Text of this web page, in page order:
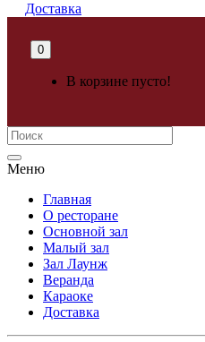
Доставка
0
В корзине пусто!
Меню
Главная
О ресторане
Основной зал
Малый зал
Зал Лаунж
Веранда
Караоке
Доставка